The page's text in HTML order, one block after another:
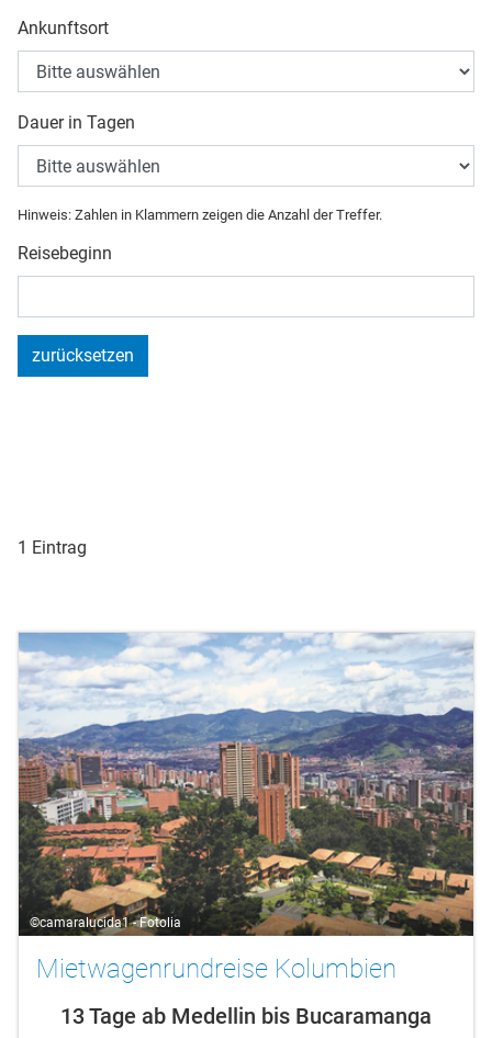
Ankunftsort
Dauer in Tagen
Hinweis: Zahlen in Klammern zeigen die Anzahl der Treffer.
Reisebeginn
zurücksetzen
1 Eintrag
©camaralucida1 - Fotolia
Mietwagenrundreise Kolumbien
13 Tage ab Medellin bis Bucaramanga